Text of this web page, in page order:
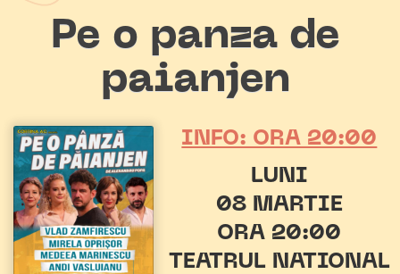
Pe o panza de
paianjen
INFO: ORA 20:00
LUNI
08 MARTIE
ORA 20:00
TEATRUL NATIONAL